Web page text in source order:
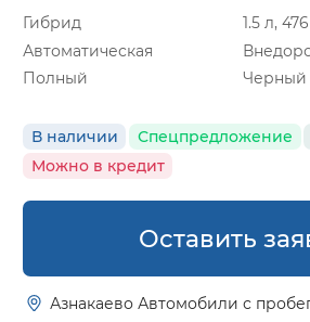
Гибрид
1.5 л,
Автоматическая
Полный
Черный
В наличии Спецпредложение
Можно в кредит
Оставить
Азнакаево Автомобили с